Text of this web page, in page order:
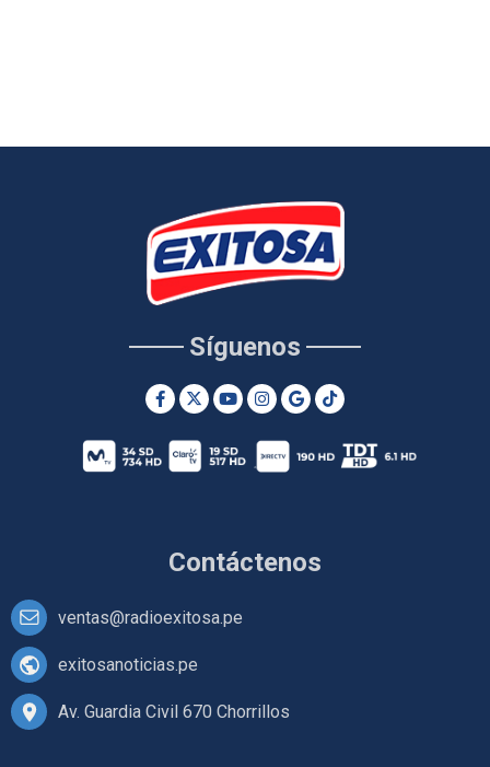
Contáctenos
ventas@radioexitosa.pe
exitosanoticias.pe
Av. Guardia Civil 670 Chorrillos
Síguenos